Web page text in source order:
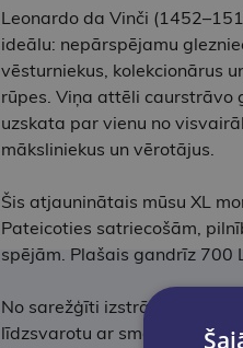
Leonardo da Vinči
ideālu: nepārspējamu
vēsturniekus, kolekcionārus
rūpes. Viņa attēli caurstrāvo
uzskata par vienu no
māksliniekus un vērotājus.
Šis atjauninātais mūsu XL
Pateicoties satriecošām,
spējām. Plašais gandrīz 700
No sarežģīti izstrādātu
līdzsvarotu ar smalku un